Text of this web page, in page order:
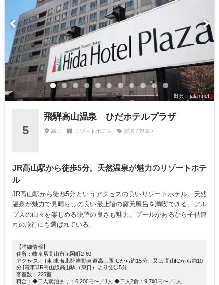
出典：jalan.net
5
飛騨高山温泉 ひだホテルプラザ
高山 リゾートホテル 絶景 / 温泉 /
JR高山駅から徒歩5分。天然温泉が魅力のリゾートホテ
ル
JR高山駅から徒歩5分というアクセスの良いリゾートホテル。天然
温泉が魅力で見晴らしの良い最上階の露天風呂を満喫できる。アル
プスの山々を楽しめる眺望の良さも魅力。プールがあるから子供連
れの旅行にも選ばれている。
【詳細情報】
住所：岐阜県高山市花岡町2-60
アクセス： [車]東海北陸自動車道高山西ICから約15分、又は高山ICから約10
分 [電車]JR高山線高山駅（東口）より徒歩5分
客室数：225室
料金：◆二人素泊まり：6,200円〜／1人 ◆二人2食：9,700円〜／1人